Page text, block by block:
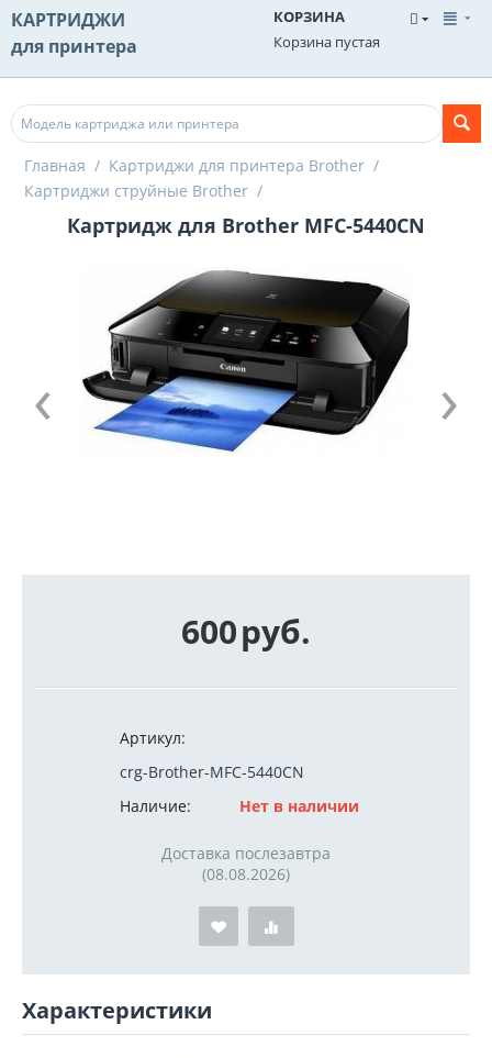
КАРТРИДЖИ
для принтера
КОРЗИНА
Корзина пустая
Главная / Картриджи для принтера Brother /
Картриджи струйные Brother /
Картридж для Brother MFC-5440CN
600руб.
Артикул:
crg-Brother-MFC-5440CN
Наличие:
Нет в наличии
Доставка послезавтра
(08.08.2026)
Характеристики